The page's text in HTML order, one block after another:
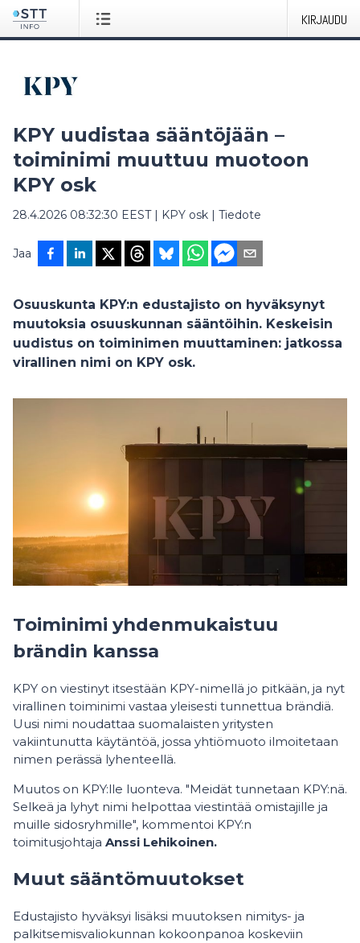
KIRJAUDU
KPY uudistaa sääntöjään –
toiminimi muuttuu muotoon
KPY osk
28.4.2026 08:32:30 EEST| KPY osk | Tiedote
Jaa
Osuuskunta KPY:n edustajisto on hyväksynyt
muutoksia osuuskunnan sääntöihin. Keskeisin
uudistus on toiminimen muuttaminen: jatkossa
virallinen nimi on KPY osk.
Toiminimi yhdenmukaistuu
brändin kanssa
KPY on viestinyt itsestään KPY-nimellä jo pitkään, ja nyt
virallinen toiminimi vastaa yleisesti tunnettua brändiä.
Uusi nimi noudattaa suomalaisten yritysten
vakiintunutta käytäntöä, jossa yhtiömuoto ilmoitetaan
nimen perässä lyhenteellä.
Muutos on KPY:lle luonteva. "Meidät tunnetaan KPY:nä.
Selkeä ja lyhyt nimi helpottaa viestintää omistajille ja
muille sidosryhmille", kommentoi KPY:n
toimitusjohtaja Anssi Lehikoinen.
Muut sääntömuutokset
Edustajisto hyväksyi lisäksi muutoksen nimitys- ja
palkitsemisvaliokunnan kokoonpanoa koskeviin